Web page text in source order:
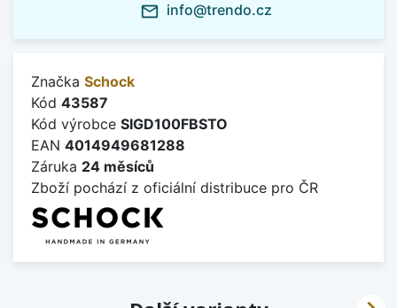
mail_outline info@trendo.cz
Značka Schock
Kód 43587
Kód výrobce SIGD100FBSTO
EAN 4014949681288
Záruka 24 měsíců
Zboží pochází z oficiální distribuce pro ČR